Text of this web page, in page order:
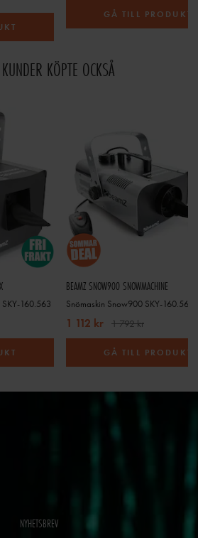
GÅ TILL PRODUKT
KÖPTE OCKSÅ
160.563
BEAMZ SNOW900 SNOWMACHINE
Snömaskin Snow900 SKY-160.561
1 112 kr 1 792 kr
GÅ TILL PRODUKT
NYHETSBREV